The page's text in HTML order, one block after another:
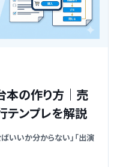
本の作り方｜売
テンプレを解説
いいか分からない」「出演